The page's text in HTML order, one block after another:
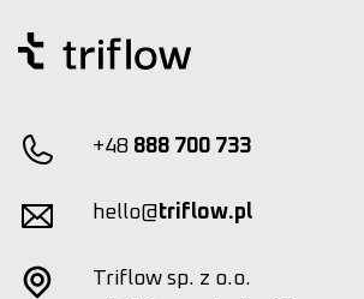
+48 888 700 733
hello@triflow.pl
Triflow sp. z o.o.